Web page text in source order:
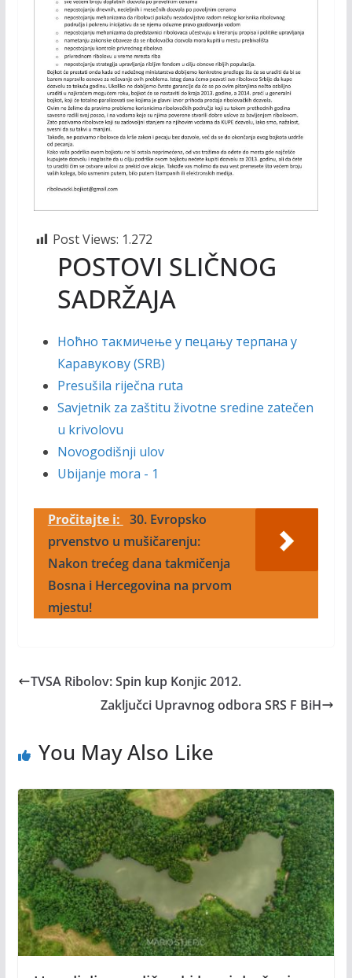
Post Views: 1.272
POSTOVI SLIČNOG
SADRŽAJA
Hоћно такмичењe у пецању терпана у
Каравукову (SRB)
Presušila riječna ruta
Savjetnik za zaštitu životne sredine zatečen
u krivolovu
Novogodišnji ulov
Ubijanje mora - 1
Pročitajte i: 30. Evropsko
prvenstvo u mušičarenju:
Nakon trećeg dana takmičenja
Bosna i Hercegovina na prvom
mjestu!
TVSA Ribolov: Spin kup Konjic 2012.
Zaključci Upravnog odbora SRS F BiH
You May Also Like